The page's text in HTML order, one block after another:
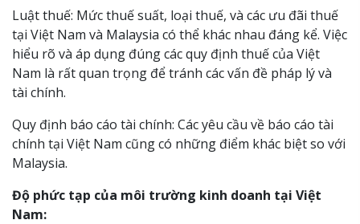
Luật thuế: Mức thuế suất, loại thuế, và các ưu đãi thuế
tại Việt Nam và Malaysia có thể khác nhau đáng kể. Việc
hiểu rõ và áp dụng đúng các quy định thuế của Việt
Nam là rất quan trọng để tránh các vấn đề pháp lý và
tài chính.
Quy định báo cáo tài chính: Các yêu cầu về báo cáo tài
chính tại Việt Nam cũng có những điểm khác biệt so với
Malaysia.
Độ phức tạp của môi trường kinh doanh tại Việt
Nam: